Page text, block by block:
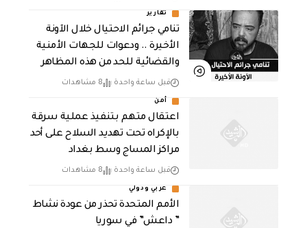
تقارير
تنامي جرائم الاحتيال خلال الآونة
الأخيرة .. ودعوات للجهات الأمنية
والقضائية للحد من هذه المظاهر
قبل ساعة واحدة 8 مشاهدات
أمن
اعتقال متهم بتنفيذ عملية سرقة
بالإكراه تحت تهديد السلاح على أحد
مراكز المساج وسط بغداد
قبل ساعة واحدة 8 مشاهدات
عربي ودولي
الأمم المتحدة تحذر من عودة نشاط
” داعش” في سوريا